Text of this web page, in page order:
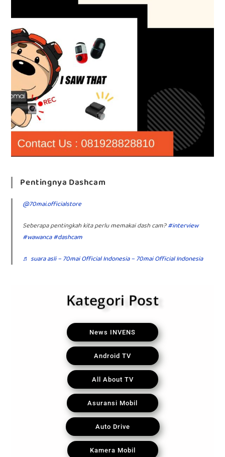
Pentingnya Dashcam
@70mai.officialstore
Seberapa pentingkah kita perlu memakai dash cam?#interview
#wawanca#dashcam
♬ suara asli – 70mai Official Indonesia – 70mai Official Indonesia
Kategori Post
News INVENS
Android TV
All About TV
Asuransi Mobil
Auto Drive
Kamera Mobil